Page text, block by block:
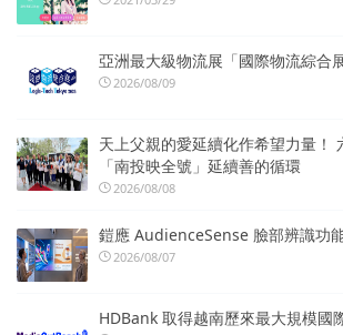
亞洲最大級物流展「國際物流綜合
2026/08/09
天上父親的愛延續化作希望力量！
「南投映全號」延續善的循環
2026/08/08
鎧應 AudienceSense 臉部辨識功
2026/08/07
HDBank 取得越南歷來最大規模國